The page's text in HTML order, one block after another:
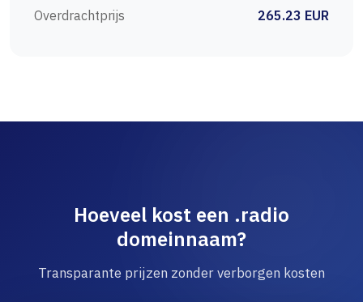
Overdrachtprijs
265.23 EUR
Hoeveel kost een .radio
domeinnaam?
Transparante prijzen zonder verborgen kosten